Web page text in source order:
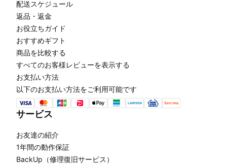
配送スケジュール
返品・返金
お役立ちガイド
おすすめギフト
商品を比較する
すべてのお客様レビューを表示する
お支払い方法
以下のお支払い方法をご利用可能です
サービス
お友達の紹介
1年間の動作保証
BackUp（修理復旧サービス）